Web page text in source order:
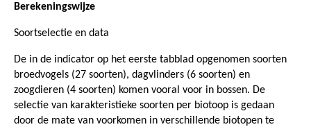
Berekeningswijze
Soortselectie en data
De in de indicator op het eerste tabblad opgenomen soorten
broedvogels (27 soorten), dagvlinders (6 soorten) en
zoogdieren (4 soorten) komen vooral voor in bossen. De
selectie van karakteristieke soorten per biotoop is gedaan
door de mate van voorkomen in verschillende biotopen te